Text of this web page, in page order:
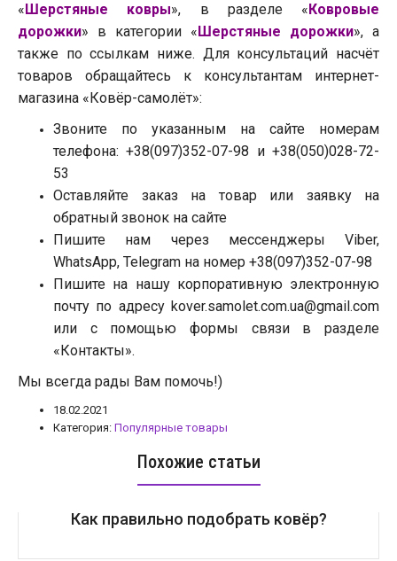
«Шерстяные ковры», в разделе «Ковровые
дорожки» в категории «Шерстяные дорожки», а
также по ссылкам ниже. Для консультаций насчёт
товаров обращайтесь к консультантам интернет-
магазина «Ковёр-самолёт»:
Звоните по указанным на сайте номерам
телефона: +38(097)352-07-98 и +38(050)028-72-
53
Оставляйте заказ на товар или заявку на
обратный звонок на сайте
Пишите нам через мессенджеры Viber,
WhatsApp, Telegram на номер +38(097)352-07-98
Пишите на нашу корпоративную электронную
почту по адресу kover.samolet.com.ua@gmail.com
или с помощью формы связи в разделе
«Контакты».
Мы всегда рады Вам помочь!)
18.02.2021
Категория: Популярные товары
Похожие статьи
Как правильно подобрать ковёр?